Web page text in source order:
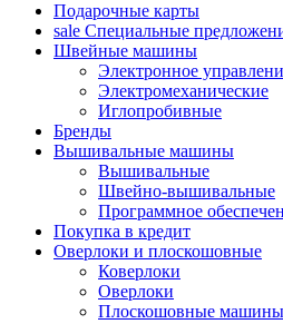
Подарочные карты
sale Специальные
Швейные машины
Электронное
Электромеханические
Иглопробивные
Бренды
Вышивальные машины
Вышивальные
Швейно-вышивальные
Программное
Покупка в кредит
Оверлоки и плоскошовные
Коверлоки
Оверлоки
Плоскошовные машины